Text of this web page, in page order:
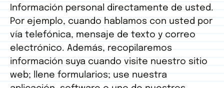
Información personal directamente de usted.
Por ejemplo, cuando hablamos con usted por
vía telefónica, mensaje de texto y correo
electrónico. Además, recopilaremos
información suya cuando visite nuestro sitio
web; llene formularios; use nuestra